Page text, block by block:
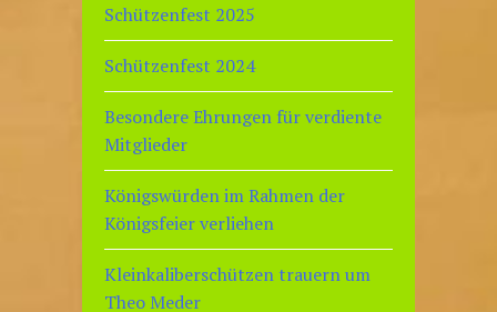
Schützenfest 2025
Schützenfest 2024
Besondere Ehrungen für verdiente
Mitglieder
Königswürden im Rahmen der
Königsfeier verliehen
Kleinkaliberschützen trauern um
Theo Meder